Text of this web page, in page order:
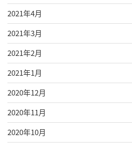
2021年4月
2021年3月
2021年2月
2021年1月
2020年12月
2020年11月
2020年10月